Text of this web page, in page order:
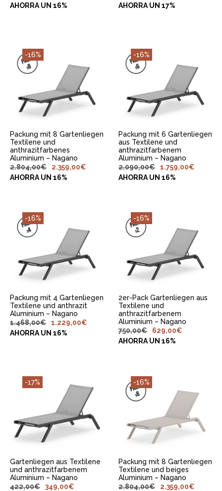
AHORRA UN 16%
AHORRA UN 17%
-16%
IN DEN
WARENKORB
LEGEN
Packung mit 8 Gartenliegen
Textilene und
anthrazitfarbenes
Aluminium – Nagano
2.804,00€ 2.359,00€
AHORRA UN 16%
-16%
IN DEN
WARENKORB
LEGEN
Packung mit 6 Gartenliegen
aus Textilene und
anthrazitfarbenem
Aluminium – Nagano
2.090,00€ 1.759,00€
AHORRA UN 16%
-16%
IN DEN
WARENKORB
LEGEN
Packung mit 4 Gartenliegen
Textilene und anthrazit
Aluminium – Nagano
1.468,00€ 1.229,00€
AHORRA UN 16%
-16%
IN DEN
WARENKORB
LEGEN
2er-Pack Gartenliegen aus
Textilene und
anthrazitfarbenem
Aluminium – Nagano
750,00€ 629,00€
AHORRA UN 16%
-17%
IN DEN
WARENKORB
LEGEN
Gartenliegen aus Textilene
und anthrazitfarbenem
Aluminium – Nagano
422,00€ 349,00€
-16%
IN DEN
WARENKORB
LEGEN
Packung mit 8 Gartenliegen
Textilene und beiges
Aluminium – Nagano
2.804,00€ 2.359,00€